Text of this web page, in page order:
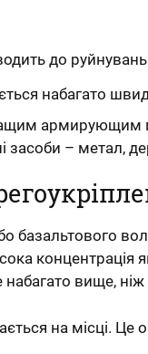
до руйнувань
набагато
армирующим
засоби – метал,
базальтового
концентрація
набагато вище,
на місці.